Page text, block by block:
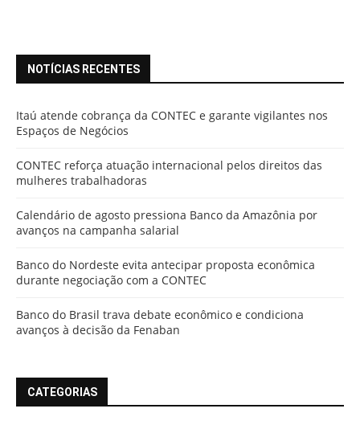
NOTÍCIAS RECENTES
Itaú atende cobrança da CONTEC e garante vigilantes nos
Espaços de Negócios
CONTEC reforça atuação internacional pelos direitos das
mulheres trabalhadoras
Calendário de agosto pressiona Banco da Amazônia por
avanços na campanha salarial
Banco do Nordeste evita antecipar proposta econômica
durante negociação com a CONTEC
Banco do Brasil trava debate econômico e condiciona
avanços à decisão da Fenaban
CATEGORIAS